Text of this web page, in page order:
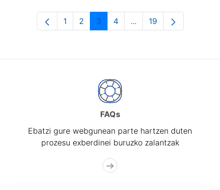
Orrialdea
1 Orrialdea
2 Orrialdea
3 Orrialdea
4 ...Intermediate Pages
Orrialdea
19
FAQs
Ebatzi gure webgunean parte hartzen duten
prozesu exberdinei buruzko zalantzak